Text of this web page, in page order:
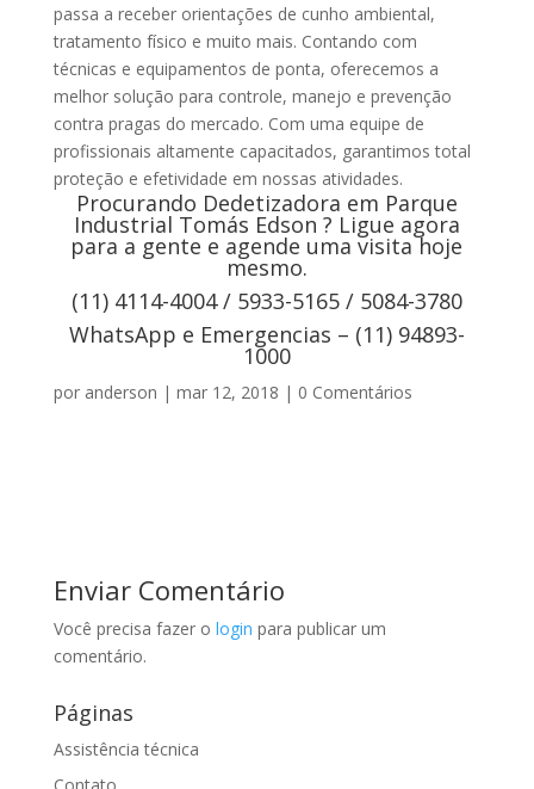
passa a receber orientações de cunho ambiental,
tratamento físico e muito mais. Contando com
técnicas e equipamentos de ponta, oferecemos a
melhor solução para controle, manejo e prevenção
contra pragas do mercado. Com uma equipe de
profissionais altamente capacitados, garantimos total
proteção e efetividade em nossas atividades.
Procurando Dedetizadora em Parque
Industrial Tomás Edson ? Ligue agora
para a gente e agende uma visita hoje
mesmo.
(11) 4114-4004 / 5933-5165 / 5084-3780
WhatsApp e Emergencias – (11) 94893-
1000
por anderson | mar 12, 2018 | 0 Comentários
Enviar Comentário
Você precisa fazer o login para publicar um
comentário.
Páginas
Assistência técnica